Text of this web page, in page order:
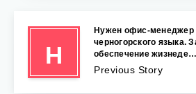
Н
Нужен офис-менеджер
черногорского языка.
обеспечение жизнеде…
Previous Story